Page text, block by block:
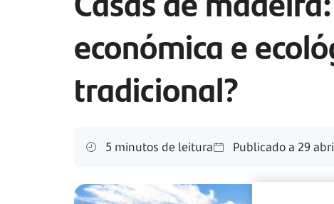
económica e
tradicional?
5 minutos de leitura Publicado a 29